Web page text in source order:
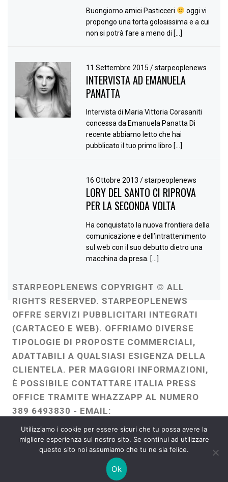
Buongiorno amici Pasticceri
oggi vi
propongo una torta golosissima e a cui
non si potrà fare a meno di […]
11 Settembre 2015/ starpeoplenews
INTERVISTA AD EMANUELA
PANATTA
Intervista di Maria Vittoria Corasaniti
concessa da Emanuela Panatta Di
recente abbiamo letto che hai
pubblicato il tuo primo libro […]
16 Ottobre 2013/ starpeoplenews
LORY DEL SANTO CI RIPROVA
PER LA SECONDA VOLTA
Ha conquistato la nuova frontiera della
comunicazione e dell’intrattenimento
sul web con il suo debutto dietro una
macchina da presa. […]
STARPEOPLENEWS COPYRIGHT © ALL
RIGHTS RESERVED. STARPEOPLENEWS
OFFRE SERVIZI PUBBLICITARI INTEGRATI
(CARTACEO E WEB). OFFRIAMO DIVERSE
TIPOLOGIE DI PROPOSTE COMMERCIALI,
ADATTABILI A QUALSIASI ESIGENZA DELLA
CLIENTELA. PER MAGGIORI INFORMAZIONI,
È POSSIBILE CONTATTARE ITALIA PRESS
OFFICE TRAMITE WHAZZAPP AL NUMERO
389 6493830 - EMAIL:
ITALIAPRESSOFFICE@GMAIL.COM
WEBMASTER :FRANCESCO GENTILE
FREELANCE
Utilizziamo i cookie per essere sicuri che tu possa avere la
migliore esperienza sul nostro sito. Se continui ad utilizzare
questo sito noi assumiamo che tu ne sia felice.
Ok